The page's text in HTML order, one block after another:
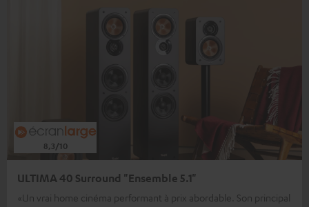
8,3/10
ULTIMA 40 Surround "Ensemble 5.1"
«Un vrai home cinéma performant à prix abordable. Son principal